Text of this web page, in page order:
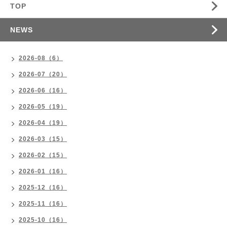
TOP
NEWS
2026-08（6）
2026-07（20）
2026-06（16）
2026-05（19）
2026-04（19）
2026-03（15）
2026-02（15）
2026-01（16）
2025-12（16）
2025-11（16）
2025-10（16）